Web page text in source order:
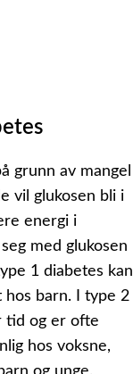
grunn av mangel
vil glukosen bli i
energi i
med glukosen
1 diabetes kan
hos barn. I type 2
tid og er ofte
hos voksne,